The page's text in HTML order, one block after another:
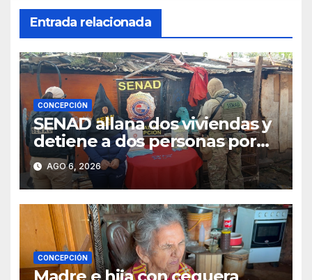
Entrada relacionada
CONCEPCIÓN
SENAD allana dos viviendas y
detiene a dos personas por
presunto microtráfico en
Concepción
AGO 6, 2026
CONCEPCIÓN